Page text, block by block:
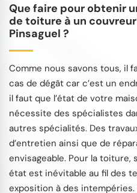
Que faire pour obtenir
de toiture à un
Pinsaguel ?
Comme nous savons tous, il
cas de dégât car c’est un
il faut que l’état de votre
nécessite des spécialistes
autres spécialités. Des
d’entretien ainsi que de
envisageable. Pour la toiture,
état est inévitable au fil des
exposition à des intempéries.